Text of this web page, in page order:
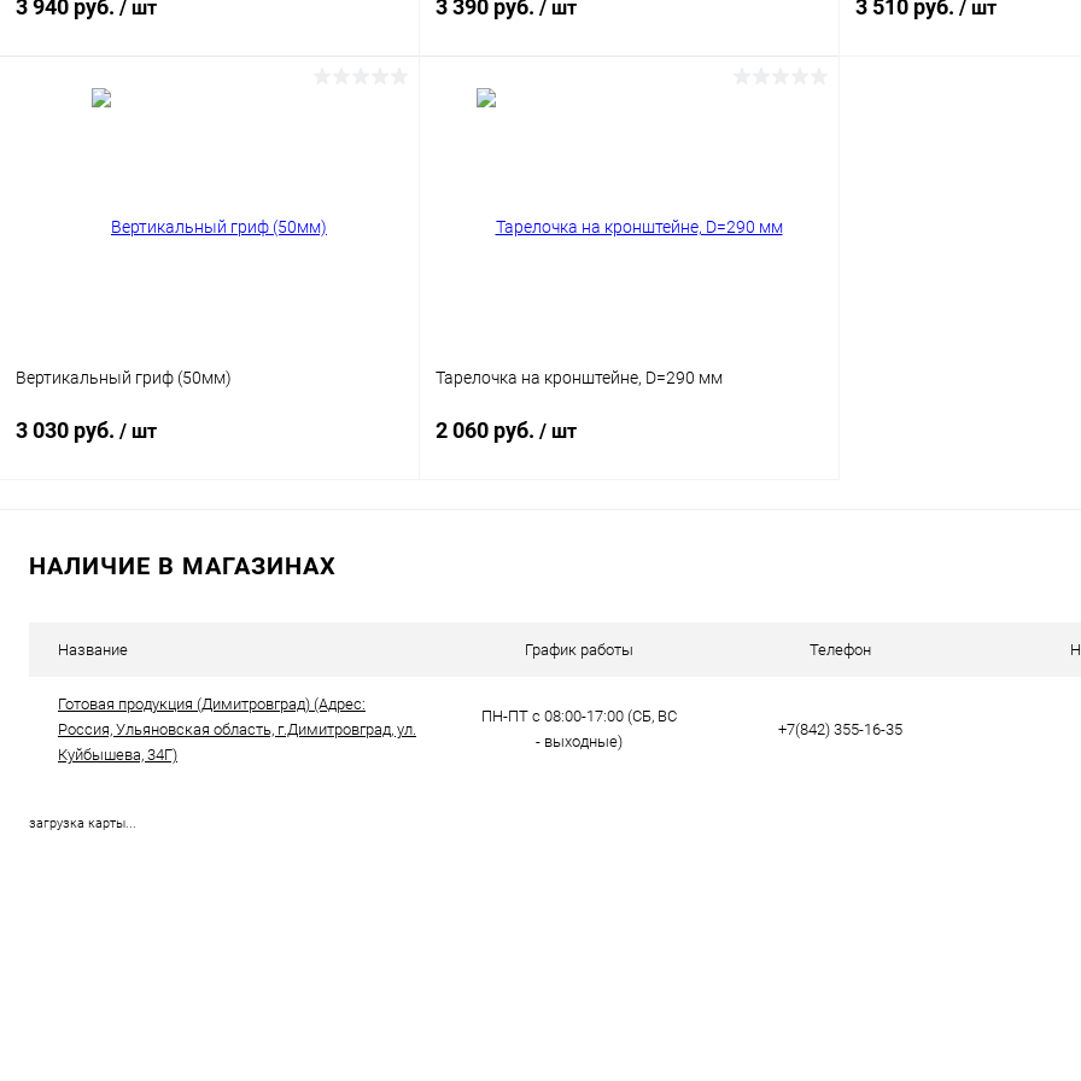
3 940 руб. / шт 3 390 руб. / шт 3 510 руб. / шт
Вертикальный гриф (50мм)
3 030 руб. / шт
Тарелочка на кронштейне, D=290 мм
2 060 руб. / шт
НАЛИЧИЕ В МАГАЗИНАХ
Название График работы Телефон
Готовая продукция (Димитровград) (Адрес:
Россия, Ульяновская область, г.Димитровград, ул.
Куйбышева, 34Г)
ПН-ПТ с 08:00-17:00 (СБ, ВС
- выходные)
+7(842) 355-16-35
загрузка карты...